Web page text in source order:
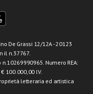
De Grassi 12/12A - 20123
il n.37767.
n.10269990965. Numero REA:
100.000,00 I.V.
letteraria ed artistica